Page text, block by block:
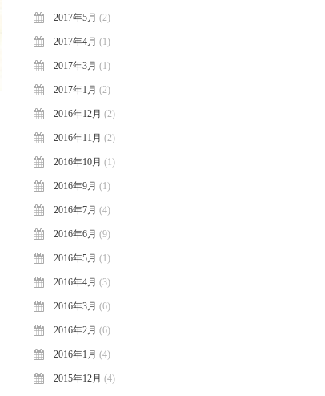
2017年5月 (2)
2017年4月 (1)
2017年3月 (1)
2017年1月 (2)
2016年12月 (2)
2016年11月 (2)
2016年10月 (1)
2016年9月 (1)
2016年7月 (4)
2016年6月 (9)
2016年5月 (1)
2016年4月 (3)
2016年3月 (6)
2016年2月 (6)
2016年1月 (4)
2015年12月 (4)